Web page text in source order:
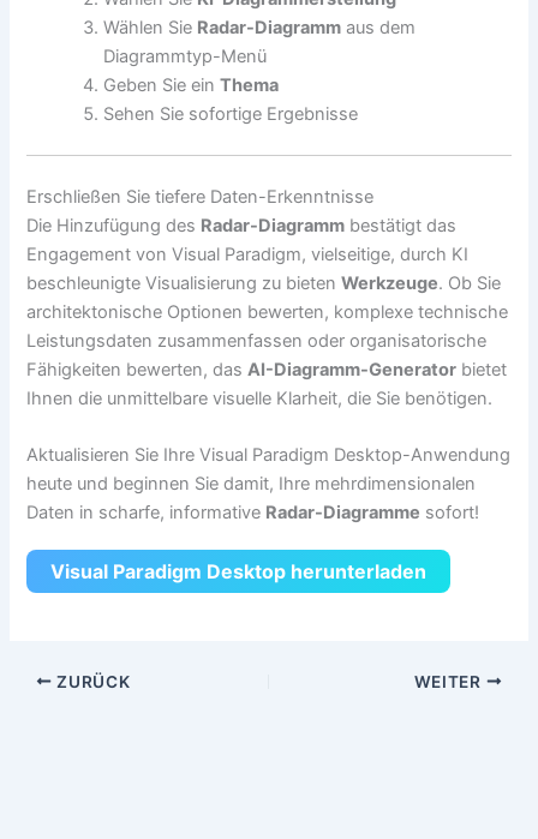
Wählen Sie Radar-Diagramm aus dem
Diagrammtyp-Menü
Geben Sie einThema
Sehen Sie sofortige Ergebnisse
Erschließen Sie tiefere Daten-Erkenntnisse
Die Hinzufügung des Radar-Diagramm bestätigt das
Engagement von Visual Paradigm, vielseitige, durch KI
beschleunigte Visualisierung zu bietenWerkzeuge. Ob Sie
architektonische Optionen bewerten, komplexe technische
Leistungsdaten zusammenfassen oder organisatorische
Fähigkeiten bewerten, dasAI-Diagramm-Generator bietet
Ihnen die unmittelbare visuelle Klarheit, die Sie benötigen.
Aktualisieren Sie Ihre Visual Paradigm Desktop-Anwendung
heute und beginnen Sie damit, Ihre mehrdimensionalen
Daten in scharfe, informative Radar-Diagramme sofort!
Visual Paradigm Desktop herunterladen
ZURÜCK WEITER